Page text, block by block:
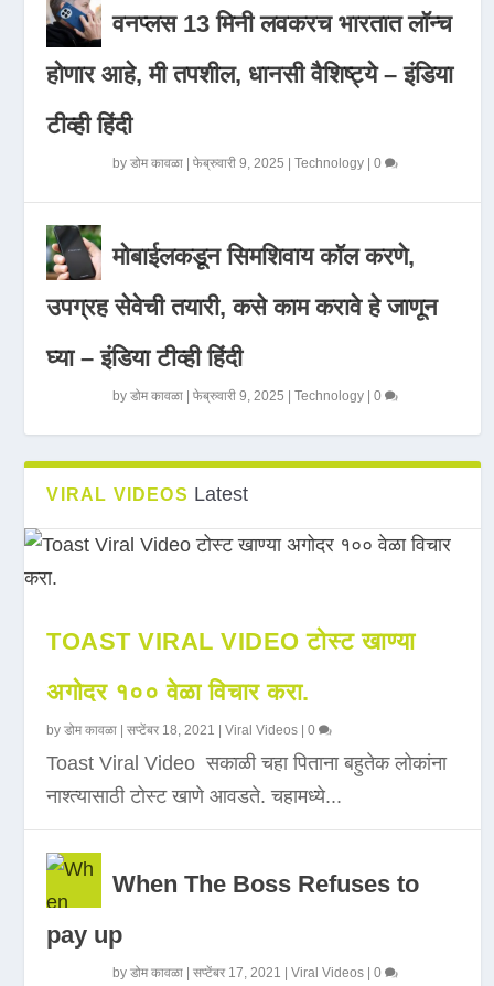
वनप्लस 13 मिनी लवकरच भारतात लॉन्च
होणार आहे, मी तपशील, धानसी वैशिष्ट्ये – इंडिया
टीव्ही हिंदी
byडोम कावळा |फेब्रुवारी 9, 2025 |Technology |0
मोबाईलकडून सिमशिवाय कॉल करणे,
उपग्रह सेवेची तयारी, कसे काम करावे हे जाणून
घ्या – इंडिया टीव्ही हिंदी
byडोम कावळा |फेब्रुवारी 9, 2025 |Technology |0
VIRAL VIDEOS Latest
TOAST VIRAL VIDEO टोस्ट खाण्या
अगोदर १०० वेळा विचार करा.
byडोम कावळा |सप्टेंबर 18, 2021 |Viral Videos |0
Toast Viral Video सकाळी चहा पिताना बहुतेक लोकांना
नाश्त्यासाठी टोस्ट खाणे आवडते. चहामध्ये...
When The Boss Refuses to
pay up
byडोम कावळा |सप्टेंबर 17, 2021 |Viral Videos |0